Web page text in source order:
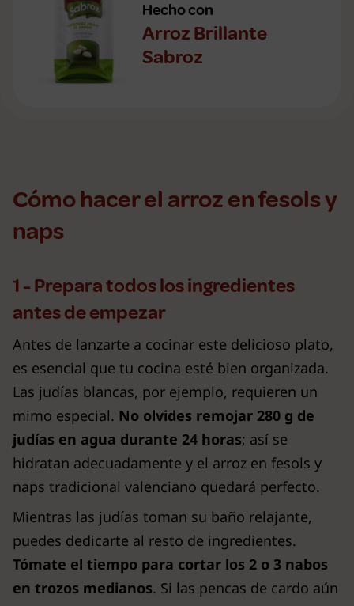
Hecho con
Arroz Brillante
Sabroz
Cómo hacer el arroz en fesols y
naps
1 - Prepara todos los ingredientes
antes de empezar
Antes de lanzarte a cocinar este delicioso plato,
es esencial que tu cocina esté bien organizada.
Las judías blancas, por ejemplo, requieren un
mimo especial. No olvides remojar 280 g de
judías en agua durante 24 horas; así se
hidratan adecuadamente y el arroz en fesols y
naps tradicional valenciano quedará perfecto.
Mientras las judías toman su baño relajante,
puedes dedicarte al resto de ingredientes.
Tómate el tiempo para cortar los 2 o 3 nabos
en trozos medianos. Si las pencas de cardo aún